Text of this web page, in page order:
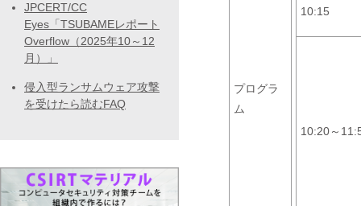
プログラ
ム
10:15
10:20～
JPCERT/CC
Eyes「TSUBAMEレポート
Overflow（2025年10～12
月）」
侵入型ランサムウェア攻撃
を受けたら読むFAQ